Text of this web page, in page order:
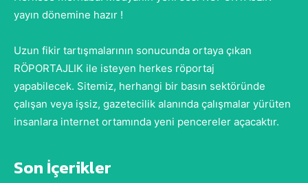
yayın dönemine hazır !
Uzun fikir tartışmalarının sonucunda ortaya çıkan
RÖPORTAJLIK ile isteyen herkes röportaj
yapabilecek. Sitemiz, herhangi bir basın sektöründe
çalışan veya işsiz, gazetecilik alanında çalışmalar yürüten
insanlara internet ortamında yeni pencereler açacaktır.
Son İçerikler